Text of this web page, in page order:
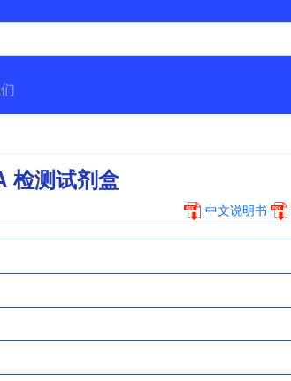
检测试剂盒
中文说明书